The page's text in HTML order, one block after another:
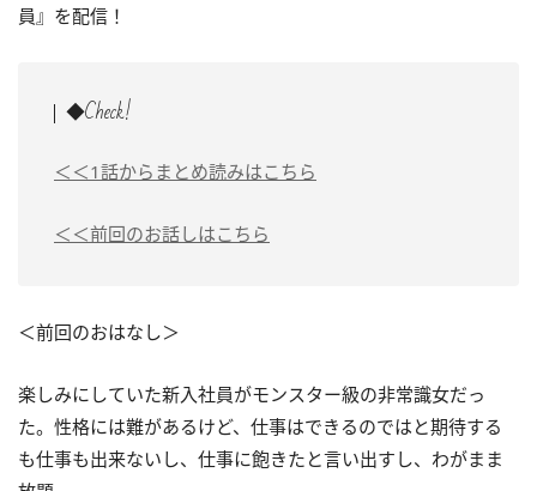
員』を配信！
◆Check!
＜＜1話からまとめ読みはこちら
＜＜前回のお話しはこちら
＜前回のおはなし＞
楽しみにしていた新入社員がモンスター級の非常識女だっ
た。性格には難があるけど、仕事はできるのではと期待する
も仕事も出来ないし、仕事に飽きたと言い出すし、わがまま